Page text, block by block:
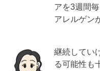
アを3週間
アレルゲン
継続してい
る可能性も